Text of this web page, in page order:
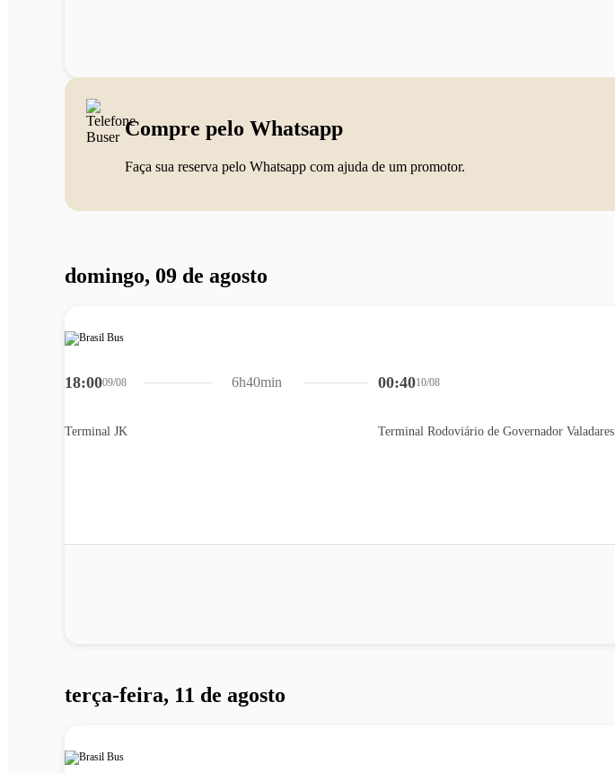
Compre pelo Whatsapp
Faça sua reserva pelo Whatsapp com ajuda de um promotor.
domingo, 09 de agosto
18:0009/08
Terminal JK
00:4010/08
Terminal Rodoviário de Governador Valadares
6h40min
terça-feira, 11 de agosto